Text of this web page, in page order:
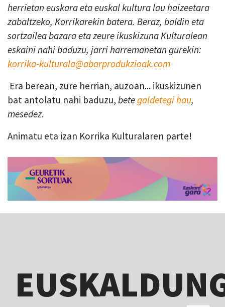
herrietan euskara eta euskal kultura lau haizeetara
zabaltzeko, Korrikarekin batera. Beraz, baldin eta
sortzailea bazara eta zeure ikuskizuna Kulturalean
eskaini nahi baduzu, jarri harremanetan gurekin:
korrika-kulturala@abarprodukzioak.com
Era berean, zure herrian, auzoan... ikuskizunen
bat antolatu nahi baduzu, betegaldetegi hau,
mesedez.
Animatu eta izan Korrika Kulturalaren parte!